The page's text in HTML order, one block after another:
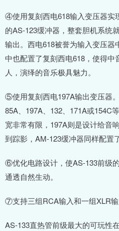
④使用复刻西电618输入变压器实
的AS-123缓冲器，整套胆机系统
输出。西电618被誉为输入变压
中也配置了复刻西电618，使得中
人，演绎的音乐极具魅力。
⑤使用复刻西电197A输出变压器
85A、197A、132、171A或154C
宽非常有限，197A则是设计给音
到踪影，AM-123缓冲器同样配置
⑥优化电路设计，使AS-133前级
通透自然生动。
⑦支持三组RCA输入和一组XLR输
AS-133直热管前级最大的可玩性